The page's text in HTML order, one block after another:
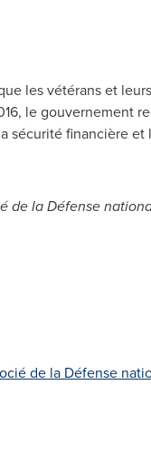
les vétérans et
le gouvernement
sécurité financière
de la Défense
de la Défense